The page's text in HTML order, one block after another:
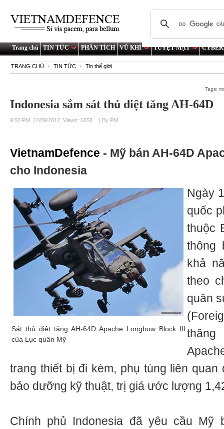
Trang chủ TIN TỨC PHÂN TÍCH VŨ KHÍ TUYỆT MẬT
TRANG CHỦ TIN TỨC Tin thế giới
Tags:
Indonesia sắm sát thủ diệt tăng AH-64D
9:50 PM, 22/09/2012, Views: 6858 | By PM
VietnamDefence - Mỹ bán AH-64D
cho Indonesia
Sát thủ diệt tăng AH-64D Apache Longbow Block III
của Lục quân Mỹ
Ngày
quốc
thuộc
thông
khả
theo
quân
trang thiết bị đi kèm, phụ tùng liên
bảo dưỡng kỹ thuật, trị giá ước lượng
Chính phủ Indonesia đã yêu cầu Mỹ